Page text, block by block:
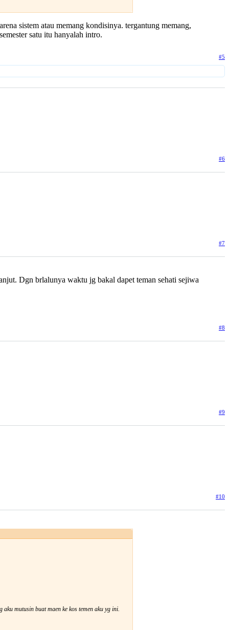
sistem atau memang kondisinya. tergantung memang,
satu itu hanyalah intro.
#5
#6
#7
Dgn brlalunya waktu jg bakal dapet teman sehati sejiwa
#8
#9
#10
mutusin buat maen ke kos temen aku yg ini.